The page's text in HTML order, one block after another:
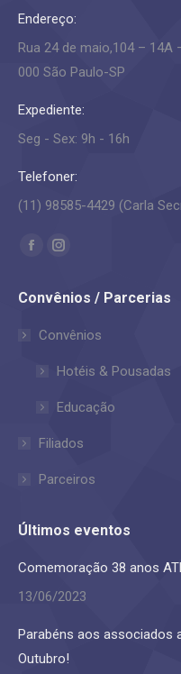
Endereço:
Rua 24 de maio,104 – 14A
000 São Paulo-SP
Expediente:
Seg - Sex: 9h - 16h
Telefoner:
(11) 98585-4429 (Carla
Encontre-nos em:
Facebook
opens
window
Instagram
opens
window
Convênios / Parcerias
Convênios
Hotéis & Pousadas
Educação
Filiados
Parceiros
Últimos eventos
Comemoração 38 anos
13/06/2023
Parabéns aos associados
Outubro!